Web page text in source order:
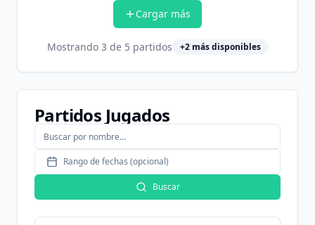
Cargar más
Mostrando 3 de 5 partidos +2más disponibles
Partidos Jugados
Rango de fechas (opcional)
Buscar